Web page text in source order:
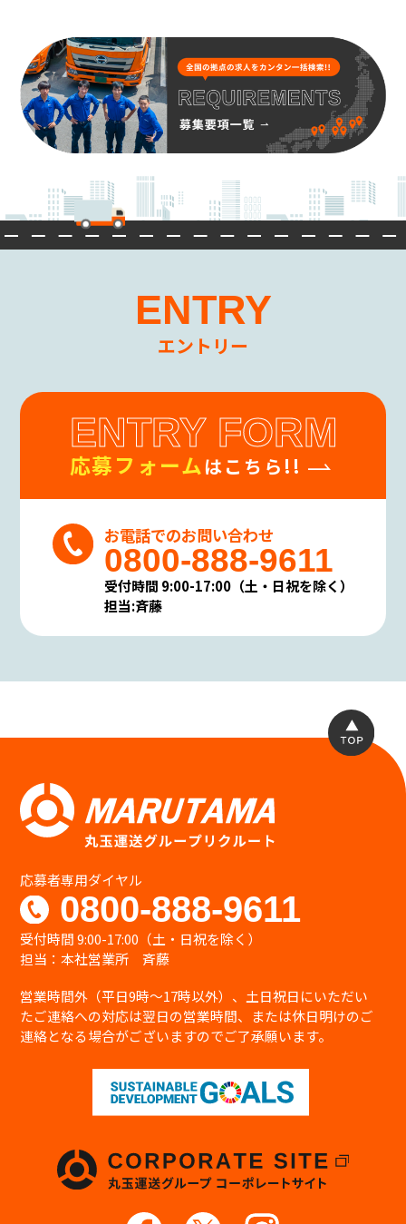
◎上記目的以外の利用について
上記以外の目的で、お客様の個人情報を利用す
る必要が生じた場合には、法令により許され
る場合を除き、その利用について、お客様の同
意を頂くものとします。
(3)個人情報の第三者提供
当社は、お客様の同意なしに第三者へお客様
の個人情報の提供は行いません。
但し個人情報に適用される法律その他の規範
により、当社が従うべき法令上の義務等の特別
(4)個人情報の開示・修正等の手続
お客様からご提供頂いた個人情報に関して、照
会、訂正、削除を要望される場合は、お問い
合わせ先窓口までご連絡下さい。
ることが確認できた場合に限り、合理的な期間
内に、お客様の個人情報を開示、訂正、削除
致します。
(5)個人情報の開示等に要する手数料
開示請求者(お客様ご本人と認められる方)に対
し開示等に要する手数料のご負担をお願いす
る場合がありますが、その場合はあらかじめ
その旨を明らかにしご負担頂くことと致しま
個人情報の保護に関する法令・規範の遵守
守します。
本方針は当社の個人情報の取り扱いに関して
方針に則って個人情報保護法等の法令・規範に
基づく個人情報の保護に努めます。
個人情報の安全管理措置について
当社は、個人情報への不正アクセス、個人情報
し、正確性及び安全性を確保するために管理
体制を整備し、適切な安全対策を実施致しま
す。
個人情報を取り扱う事務所内への部外者の立
ち入りを制限し、当社の個人情報保護に関わ
施するほか管理責任者を置き個人情報の適切
な管理に努めます。
継続的な改善について
当社は、個人情報保護への取り組みについて、
日本国の従うべき法令の変更、取り扱い方
法、環境の変化に対応するため、継続的に見
お問い合わせ
個人情報の取り扱いに関するお問い合わせ
は、下記窓口にて受け付けております。
【個人情報取り扱い窓口】
ENTRY
エントリー
ENTRY FORM
応募フォームはこちら!!
お電話でのお問い合わせ
0800-888-9611
受付時間 9:00-17:00（土・日祝を除く）
担当:斉藤
応募者専用ダイヤル
0800-888-9611
受付時間 9:00-17:00（土・日祝を除く）
担当：本社営業所 斉藤
営業時間外（平日9時〜17時以外）、土日祝日にいただい
たご連絡への対応は翌日の営業時間、または休日明けのご
連絡となる場合がございますのでご了承願います。